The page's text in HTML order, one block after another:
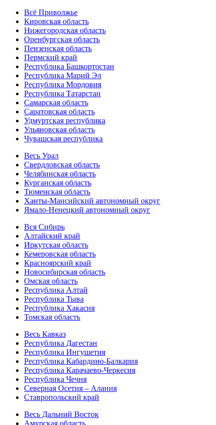
Всё Приволжье
Кировская область
Нижегородская область
Оренбургская область
Пензенская область
Пермский край
Республика Башкортостан
Республика Марий Эл
Республика Мордовия
Республика Татарстан
Самарская область
Саратовская область
Удмуртская республика
Ульяновская область
Чувашская республика
Весь Урал
Свердловская область
Челябинская область
Курганская область
Тюменская область
Ханты-Мансийский автономный округ
Ямало-Ненецкий автономный округ
Вся Сибирь
Алтайский край
Иркутская область
Кемеровская область
Красноярский край
Новосибирская область
Омская область
Республика Алтай
Республика Тыва
Республика Хакасия
Томская область
Весь Кавказ
Республика Дагестан
Республика Ингушетия
Республика Кабардино-Балкария
Республика Карачаево-Черкесия
Республика Чечня
Северная Осетия – Алания
Ставропольский край
Весь Дальний Восток
Амурская область